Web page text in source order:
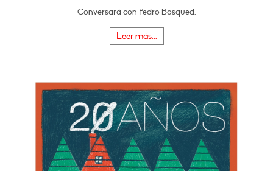
Conversará con Pedro Bosqued.
Leer más...